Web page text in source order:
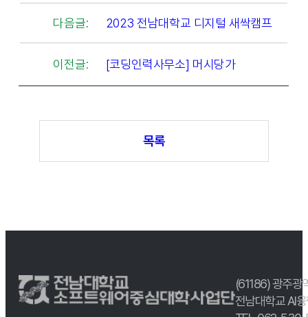
다음글: 2023 전남대학교 디지털 새싹캠프
이전글: [코딩인력사무소] 머시당가
목록
(61186) 광주광
전남대학교 AI